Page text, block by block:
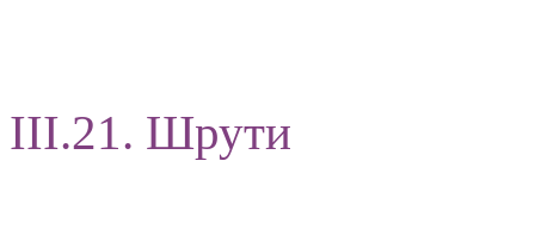
III.21. Шрути